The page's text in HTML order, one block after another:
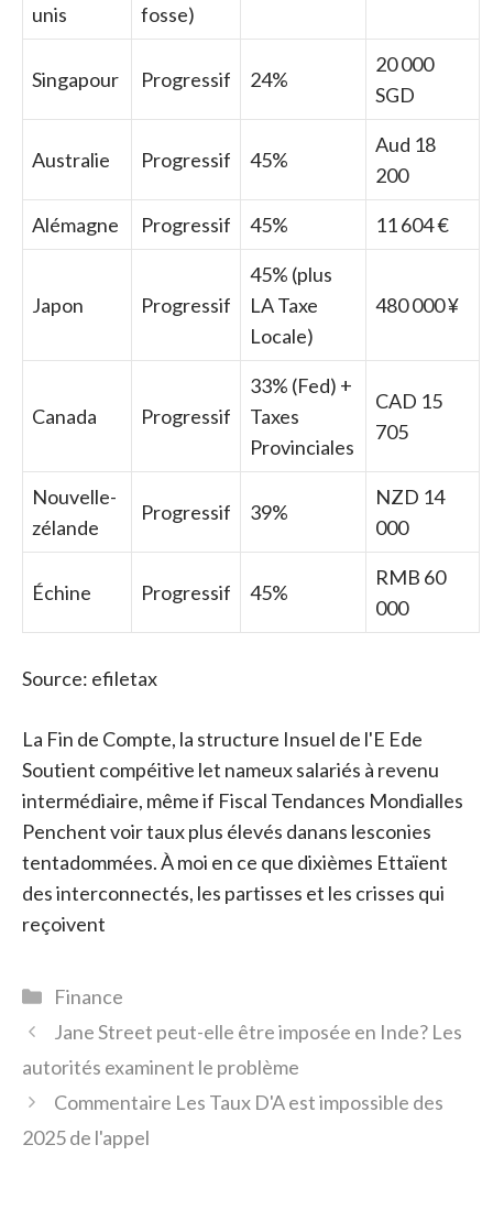
unis
fosse)
Singapour Progressif 24%
20 000
SGD
Australie Progressif 45%
Aud 18
200
Alémagne Progressif 45% 11 604 €
Japon Progressif
45% (plus
LA Taxe
Locale)
480 000 ¥
Canada Progressif
33% (Fed) +
Taxes
Provinciales
CAD 15
705
Nouvelle-
zélande
Progressif 39%
NZD 14
000
Échine Progressif 45%
RMB 60
000
Source: efiletax
La Fin de Compte, la structure Insuel de l'E Ede
Soutient compéitive let nameux salariés à revenu
intermédiaire, même if Fiscal Tendances Mondialles
Penchent voir taux plus élevés danans lesconies
tentadommées. À moi en ce que dixièmes Ettaïent
des interconnectés, les partisses et les crisses qui
reçoivent
Catégories
Finance
Jane Street peut-elle être imposée en Inde? Les
autorités examinent le problème
Commentaire Les Taux D'A est impossible des
2025 de l'appel